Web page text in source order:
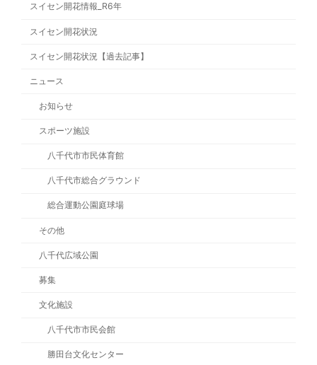
スイセン開花情報_R6年
スイセン開花状況
スイセン開花状況【過去記事】
ニュース
お知らせ
スポーツ施設
八千代市市民体育館
八千代市総合グラウンド
総合運動公園庭球場
その他
八千代広域公園
募集
文化施設
八千代市市民会館
勝田台文化センター